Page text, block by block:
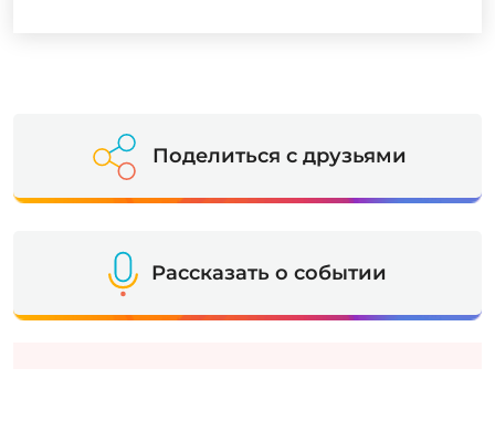
Поделиться с друзьями
Рассказать о событии